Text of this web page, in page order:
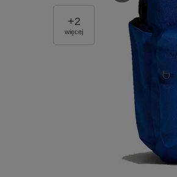
+2
więcej